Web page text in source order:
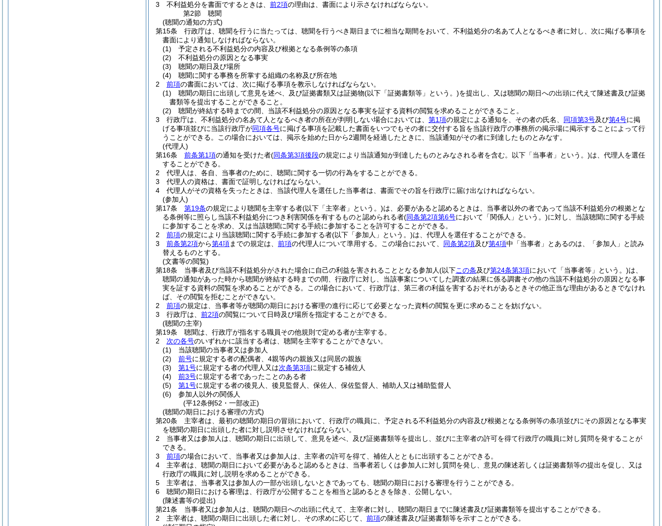
3
不利益処分を書面でするときは、 前2項の理由は、書面により示さなければならない。
第2節
聴聞
(聴聞の通知の方式)
第15条
行政庁は、聴聞を行うに当たっては、聴聞を行うべき期日までに相当な期間をおいて、不利益処分の名あて人となるべき者に対し、次に掲げる事項を
書面により通知しなければならない。
(1)
予定される不利益処分の内容及び根拠となる条例等の条項
(2)
不利益処分の原因となる事実
(3)
聴聞の期日及び場所
(4)
聴聞に関する事務を所掌する組織の名称及び所在地
2
前項の書面においては、次に掲げる事項を教示しなければならない。
(1)
聴聞の期日に出頭して意見を述べ、及び証拠書類又は証拠物(以下「証拠書類等」という。)を提出し、又は聴聞の期日への出頭に代えて陳述書及び証拠
書類等を提出することができること。
(2)
聴聞が終結する時までの間、当該不利益処分の原因となる事実を証する資料の閲覧を求めることができること。
3
行政庁は、不利益処分の名あて人となるべき者の所在が判明しない場合においては、 第1項の規定による通知を、その者の氏名、 同項第3号及び第4号に掲
げる事項並びに当該行政庁が同項各号に掲げる事項を記載した書面をいつでもその者に交付する旨を当該行政庁の事務所の掲示場に掲示することによって行
うことができる。
この場合においては、掲示を始めた日から2週間を経過したときに、当該通知がその者に到達したものとみなす。
(代理人)
第16条
前条第1項の通知を受けた者(同条第3項後段の規定により当該通知が到達したものとみなされる者を含む。以下「当事者」という。)は、代理人を選任
することができる。
2
代理人は、各自、当事者のために、聴聞に関する一切の行為をすることができる。
3
代理人の資格は、書面で証明しなければならない。
4
代理人がその資格を失ったときは、当該代理人を選任した当事者は、書面でその旨を行政庁に届け出なければならない。
(参加人)
第17条
第19条の規定により聴聞を主宰する者(以下「主宰者」という。)は、必要があると認めるときは、当事者以外の者であって当該不利益処分の根拠とな
る条例等に照らし当該不利益処分につき利害関係を有するものと認められる者(同条第2項第6号において「関係人」という。)に対し、当該聴聞に関する手続
に参加することを求め、又は当該聴聞に関する手続に参加することを許可することができる。
2
前項の規定により当該聴聞に関する手続に参加する者(以下「参加人」という。)は、代理人を選任することができる。
3
前条第2項から第4項までの規定は、 前項の代理人について準用する。 この場合において、 同条第2項及び第4項中「当事者」とあるのは、「参加人」と読み
替えるものとする。
(文書等の閲覧)
第18条
当事者及び当該不利益処分がされた場合に自己の利益を害されることとなる参加人(以下この条及び第24条第3項において「当事者等」という。)は、
聴聞の通知があった時から聴聞が終結する時までの間、行政庁に対し、当該事案についてした調査の結果に係る調書その他の当該不利益処分の原因となる事
実を証する資料の閲覧を求めることができる。
この場合において、行政庁は、第三者の利益を害するおそれがあるときその他正当な理由があるときでなけれ
ば、その閲覧を拒むことができない。
2
前項の規定は、当事者等が聴聞の期日における審理の進行に応じて必要となった資料の閲覧を更に求めることを妨げない。
3
行政庁は、 前2項の閲覧について日時及び場所を指定することができる。
(聴聞の主宰)
第19条
聴聞は、行政庁が指名する職員その他規則で定める者が主宰する。
2
次の各号のいずれかに該当する者は、聴聞を主宰することができない。
(1)
当該聴聞の当事者又は参加人
(2)
前号に規定する者の配偶者、4親等内の親族又は同居の親族
(3)
第1号に規定する者の代理人又は次条第3項に規定する補佐人
(4)
前3号に規定する者であったことのある者
(5)
第1号に規定する者の後見人、後見監督人、保佐人、保佐監督人、補助人又は補助監督人
(6)
参加人以外の関係人
(平12条例52・一部改正)
(聴聞の期日における審理の方式)
第20条
主宰者は、最初の聴聞の期日の冒頭において、行政庁の職員に、予定される不利益処分の内容及び根拠となる条例等の条項並びにその原因となる事実
を聴聞の期日に出頭した者に対し説明させなければならない。
2
当事者又は参加人は、聴聞の期日に出頭して、意見を述べ、及び証拠書類等を提出し、並びに主宰者の許可を得て行政庁の職員に対し質問を発することが
できる。
3
前項の場合において、当事者又は参加人は、主宰者の許可を得て、補佐人とともに出頭することができる。
4
主宰者は、聴聞の期日において必要があると認めるときは、当事者若しくは参加人に対し質問を発し、意見の陳述若しくは証拠書類等の提出を促し、又は
行政庁の職員に対し説明を求めることができる。
5
主宰者は、当事者又は参加人の一部が出頭しないときであっても、聴聞の期日における審理を行うことができる。
6
聴聞の期日における審理は、行政庁が公開することを相当と認めるときを除き、公開しない。
(陳述書等の提出)
第21条
当事者又は参加人は、聴聞の期日への出頭に代えて、主宰者に対し、聴聞の期日までに陳述書及び証拠書類等を提出することができる。
2
主宰者は、聴聞の期日に出頭した者に対し、その求めに応じて、 前項の陳述書及び証拠書類等を示すことができる。